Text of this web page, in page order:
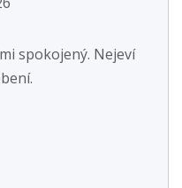
spokojený. Nejeví